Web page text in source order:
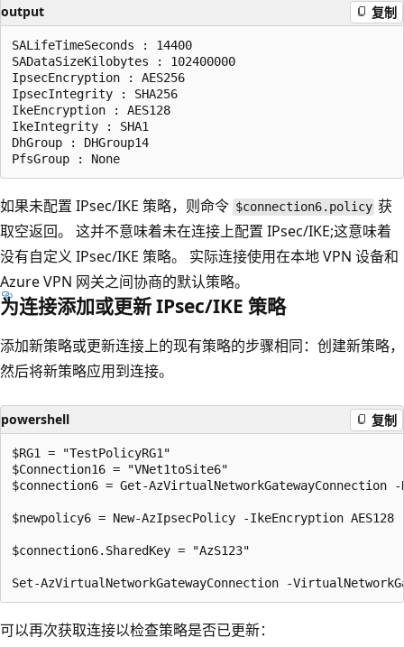
output 复制
SALifeTimeSeconds : 14400
SADataSizeKilobytes : 102400000
IpsecEncryption : AES256
IpsecIntegrity : SHA256
IkeEncryption : AES128
IkeIntegrity : SHA1
DhGroup : DHGroup14
如果未配置 IPsec/IKE 策略，则命令 $connection6.policy 获
取空返回。 这并不意味着未在连接上配置 IPsec/IKE;这意味着
没有自定义 IPsec/IKE 策略。 实际连接使用在本地 VPN 设备和
Azure VPN 网关之间协商的默认策略。
为连接添加或更新 IPsec/IKE 策略
添加新策略或更新连接上的现有策略的步骤相同：创建新策略，
然后将新策略应用到连接。
powershell 复制
$RG1 = "TestPolicyRG1"
$Connection16 = "VNet1toSite6"
$connection6 = Get-AzVirtualNetworkGatewayConnection -
$newpolicy6 = New-AzIpsecPolicy -IkeEncryption
$connection6.SharedKey = "AzS123"
可以再次获取连接以检查策略是否已更新：